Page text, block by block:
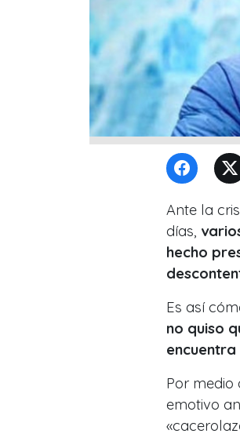
Ante la
días,
hecho
Es así
no quiso
encuentra
Por
emotivo